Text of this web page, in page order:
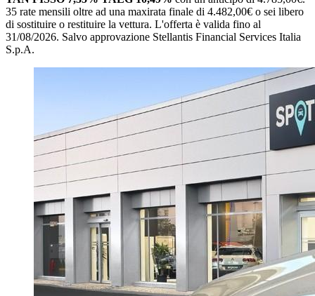
35 rate mensili oltre ad una maxirata finale di 4.482,00€ o sei libero
di sostituire o restituire la vettura. L'offerta è valida fino al
31/08/2026. Salvo approvazione Stellantis Financial Services Italia
S.p.A.